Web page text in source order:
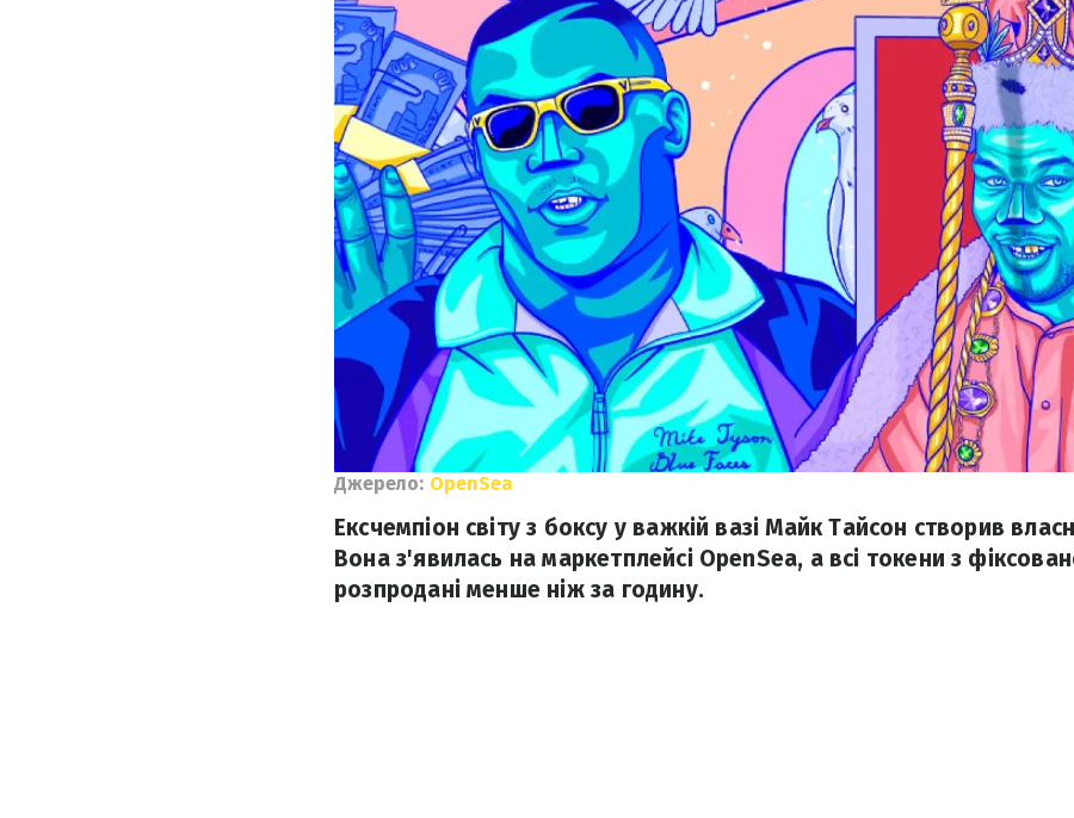
Джерело: OpenSea
Ексчемпіон світу з боксу у важкій вазі Майк Тайсон створив
Вона з'явилась на маркетплейсі OpenSea, а всі токени з
розпродані менше ніж за годину.